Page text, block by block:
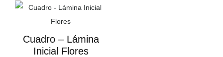
Cuadro – Lámina
Inicial Flores